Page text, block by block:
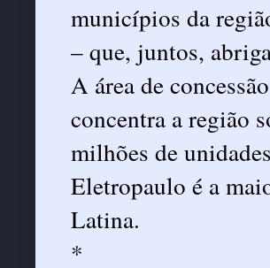
municípios da
– que, juntos,
A área de
concentra a região
milhões de
Eletropaulo é a
Latina.
*